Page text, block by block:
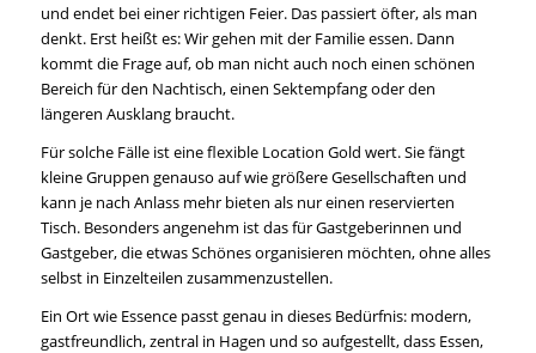
und endet bei einer richtigen Feier. Das passiert öfter, als man
denkt. Erst heißt es: Wir gehen mit der Familie essen. Dann
kommt die Frage auf, ob man nicht auch noch einen schönen
Bereich für den Nachtisch, einen Sektempfang oder den
längeren Ausklang braucht.
Für solche Fälle ist eine flexible Location Gold wert. Sie fängt
kleine Gruppen genauso auf wie größere Gesellschaften und
kann je nach Anlass mehr bieten als nur einen reservierten
Tisch. Besonders angenehm ist das für Gastgeberinnen und
Gastgeber, die etwas Schönes organisieren möchten, ohne alles
selbst in Einzelteilen zusammenzustellen.
Ein Ort wie Essence passt genau in dieses Bedürfnis: modern,
gastfreundlich, zentral in Hagen und so aufgestellt, dass Essen,